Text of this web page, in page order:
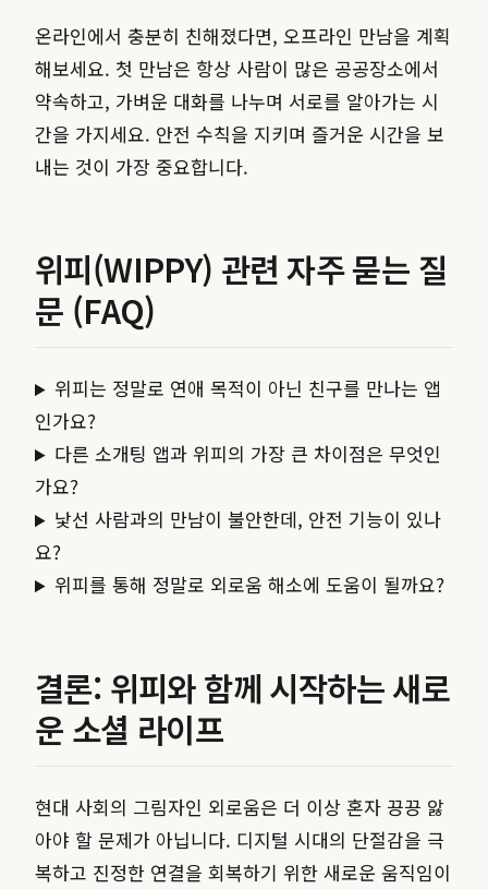
온라인에서 충분히 친해졌다면, 오프라인 만남을 계획
해보세요. 첫 만남은 항상 사람이 많은 공공장소에서
약속하고, 가벼운 대화를 나누며 서로를 알아가는 시
간을 가지세요. 안전 수칙을 지키며 즐거운 시간을 보
내는 것이 가장 중요합니다.
위피(WIPPY) 관련 자주 묻는 질
문 (FAQ)
위피는 정말로 연애 목적이 아닌 친구를 만나는 앱
인가요?
다른 소개팅 앱과 위피의 가장 큰 차이점은 무엇인
가요?
낯선 사람과의 만남이 불안한데, 안전 기능이 있나
요?
위피를 통해 정말로 외로움 해소에 도움이 될까요?
결론: 위피와 함께 시작하는 새로
운 소셜 라이프
현대 사회의 그림자인 외로움은 더 이상 혼자 끙끙 앓
아야 할 문제가 아닙니다. 디지털 시대의 단절감을 극
복하고 진정한 연결을 회복하기 위한 새로운 움직임이